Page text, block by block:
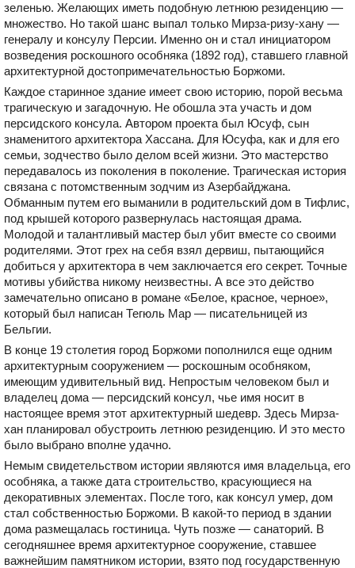
зеленью. Желающих иметь подобную летнюю резиденцию —
множество. Но такой шанс выпал только Мирза-ризу-хану —
генералу и консулу Персии. Именно он и стал инициатором
возведения роскошного особняка (1892 год), ставшего главной
архитектурной достопримечательностью Боржоми.
Каждое старинное здание имеет свою историю, порой весьма
трагическую и загадочную. Не обошла эта участь и дом
персидского консула. Автором проекта был Юсуф, сын
знаменитого архитектора Хассана. Для Юсуфа, как и для его
семьи, зодчество было делом всей жизни. Это мастерство
передавалось из поколения в поколение. Трагическая история
связана с потомственным зодчим из Азербайджана.
Обманным путем его выманили в родительский дом в Тифлис,
под крышей которого развернулась настоящая драма.
Молодой и талантливый мастер был убит вместе со своими
родителями. Этот грех на себя взял дервиш, пытающийся
добиться у архитектора в чем заключается его секрет. Точные
мотивы убийства никому неизвестны. А все это действо
замечательно описано в романе «Белое, красное, черное»,
который был написан Тегюль Мар — писательницей из
Бельгии.
В конце 19 столетия город Боржоми пополнился еще одним
архитектурным сооружением — роскошным особняком,
имеющим удивительный вид. Непростым человеком был и
владелец дома — персидский консул, чье имя носит в
настоящее время этот архитектурный шедевр. Здесь Мирза-
хан планировал обустроить летнюю резиденцию. И это место
было выбрано вполне удачно.
Немым свидетельством истории являются имя владельца, его
особняка, а также дата строительство, красующиеся на
декоративных элементах. После того, как консул умер, дом
стал собственностью Боржоми. В какой-то период в здании
дома размещалась гостиница. Чуть позже — санаторий. В
сегодняшнее время архитектурное сооружение, ставшее
важнейшим памятником истории, взято под государственную